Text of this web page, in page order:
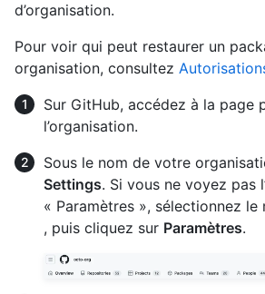
d’organisation.
Pour voir qui peut restaurer un
organisation, consultez
Sur GitHub, accédez à la page
l’organisation.
Sous le nom de votre
Settings. Si vous ne voyez pas
« Paramètres », sélectionnez le
, puis cliquez sur Paramètres.